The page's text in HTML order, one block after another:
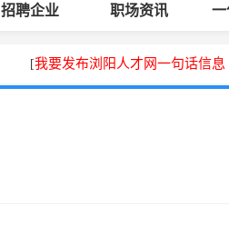
招聘企业 职场资讯 一
[我要发布浏阳人才网一句话信息